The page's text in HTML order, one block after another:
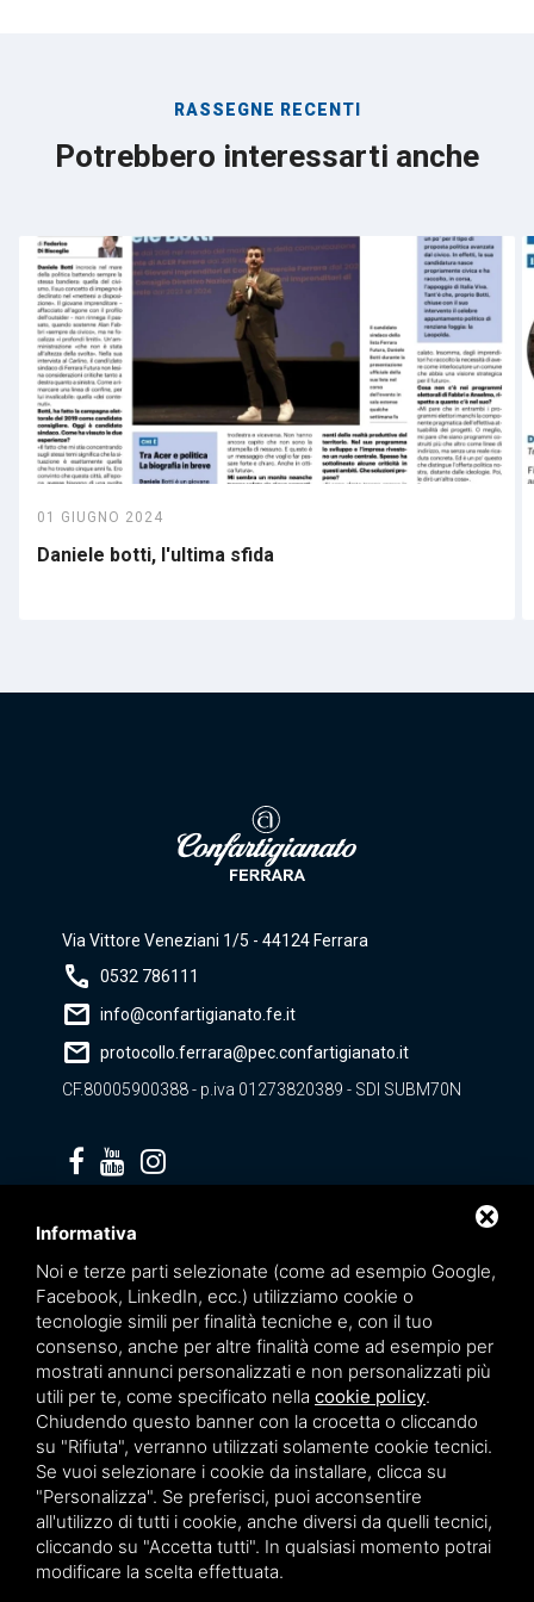
RASSEGNE RECENTI
Potrebbero interessarti anche
01 GIUGNO 2024
Daniele botti, l'ultima sfida
Via Vittore Veneziani 1/5 - 44124 Ferrara
call 0532 786111
mail info@confartigianato.fe.it
mail protocollo.ferrara@pec.confartigianato.it
CF.80005900388 - p.iva 01273820389 - SDI SUBM70N
Questo sito è protetto da Google reCAPTCHA v3,Privacy Policy
Terms of Service
di Google.
Informativa
Noi e terze parti selezionate (come ad esempio Google,
Facebook, LinkedIn, ecc.) utilizziamo cookie o
tecnologie simili per finalità tecniche e, con il tuo
consenso, anche per altre finalità come ad esempio per
mostrati annunci personalizzati e non personalizzati più
utili per te, come specificato nella cookie policy.
Chiudendo questo banner con la crocetta o cliccando
su "Rifiuta", verranno utilizzati solamente cookie tecnici.
Se vuoi selezionare i cookie da installare, clicca su
"Personalizza". Se preferisci, puoi acconsentire
all'utilizzo di tutti i cookie, anche diversi da quelli tecnici,
cliccando su "Accetta tutti". In qualsiasi momento potrai
modificare la scelta effettuata.